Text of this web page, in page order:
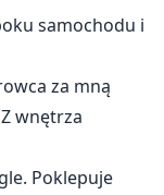
samochodu i
za mną
wnętrza
Poklepuje